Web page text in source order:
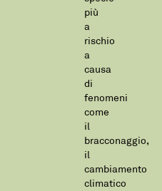
più
a
rischio
a
causa
di
fenomeni
come
il
bracconaggio,
il
cambiamento
climatico